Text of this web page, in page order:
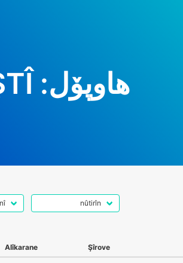
هاوپۆل:
Şîrove
Alîkarane